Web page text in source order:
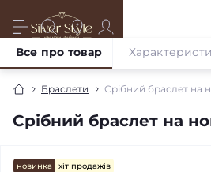
Браслети Срібний браслет на
Срібний браслет на
Все про товар
новинка хіт продажів